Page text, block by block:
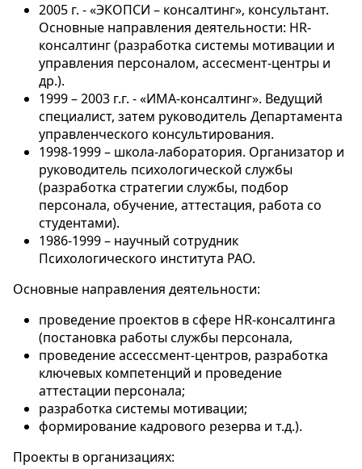
2005 г. - «ЭКОПСИ – консалтинг», консультант.
Основные направления деятельности: HR-
консалтинг (разработка системы мотивации и
управления персоналом, ассесмент-центры и
др.).
1999 – 2003 г.г. - «ИМА-консалтинг». Ведущий
специалист, затем руководитель Департамента
управленческого консультирования.
1998-1999 – школа-лаборатория. Организатор и
руководитель психологической службы
(разработка стратегии службы, подбор
персонала, обучение, аттестация, работа со
студентами).
1986-1999 – научный сотрудник
Психологического института РАО.
Основные направления деятельности:
проведение проектов в сфере HR-консалтинга
(постановка работы службы персонала,
проведение ассессмент-центров, разработка
ключевых компетенций и проведение
аттестации персонала;
разработка системы мотивации;
формирование кадрового резерва и т.д.).
Проекты в организациях: